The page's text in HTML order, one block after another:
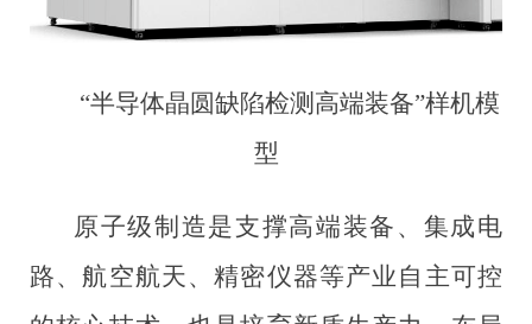
“半导体晶圆缺陷检测高端装备”样机模
型
原子级制造是支撑高端装备、集成电
路、航空航天、精密仪器等产业自主可控